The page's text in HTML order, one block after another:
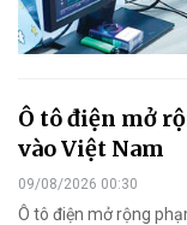
Ô tô điện mở
vào Việt Nam
09/08/2026 00:30
Ô tô điện mở rộng